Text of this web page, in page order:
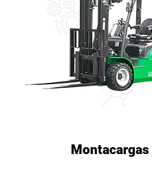
Montacargas